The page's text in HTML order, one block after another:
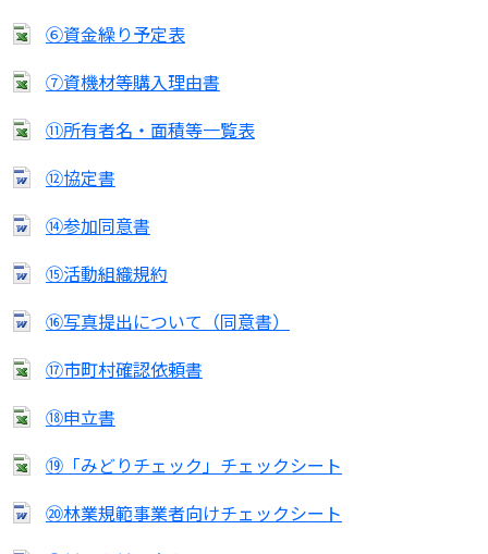
⑥資金繰り予定表
⑦資機材等購入理由書
⑪所有者名・面積等一覧表
⑫協定書
⑭参加同意書
⑮活動組織規約
⑯写真提出について（同意書）
⑰市町村確認依頼書
⑱申立書
⑲「みどりチェック」チェックシート
⑳林業規範事業者向けチェックシート